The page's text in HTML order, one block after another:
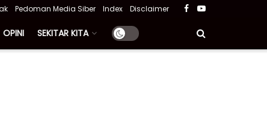
Pedoman Media Siber Index Disclaimer
OPINI SEKITAR KITA